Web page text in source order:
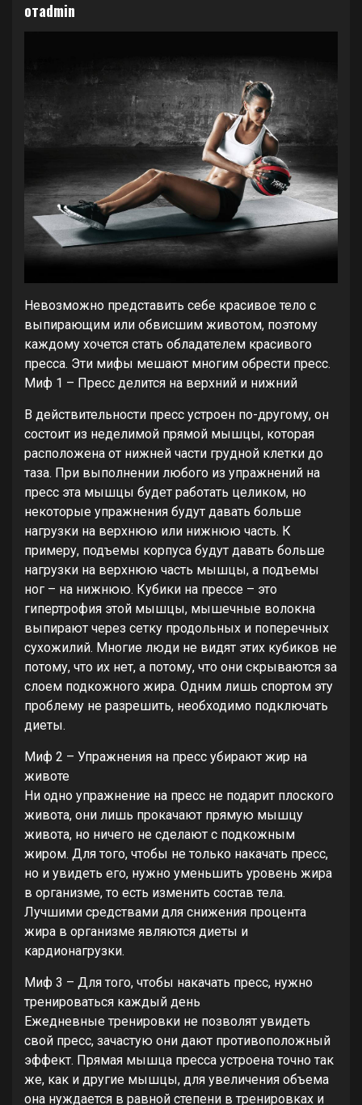
отadmin
Невозможно представить себе красивое тело с
выпирающим или обвисшим животом, поэтому
каждому хочется стать обладателем красивого
пресса. Эти мифы мешают многим обрести пресс.
Миф 1 – Пресс делится на верхний и нижний
В действительности пресс устроен по-другому, он
состоит из неделимой прямой мышцы, которая
расположена от нижней части грудной клетки до
таза. При выполнении любого из упражнений на
пресс эта мышцы будет работать целиком, но
некоторые упражнения будут давать больше
нагрузки на верхнюю или нижнюю часть. К
примеру, подъемы корпуса будут давать больше
нагрузки на верхнюю часть мышцы, а подъемы
ног – на нижнюю. Кубики на прессе – это
гипертрофия этой мышцы, мышечные волокна
выпирают через сетку продольных и поперечных
сухожилий. Многие люди не видят этих кубиков не
потому, что их нет, а потому, что они скрываются за
слоем подкожного жира. Одним лишь спортом эту
проблему не разрешить, необходимо подключать
диеты.
Миф 2 – Упражнения на пресс убирают жир на
животе
Ни одно упражнение на пресс не подарит плоского
живота, они лишь прокачают прямую мышцу
живота, но ничего не сделают с подкожным
жиром. Для того, чтобы не только накачать пресс,
но и увидеть его, нужно уменьшить уровень жира
в организме, то есть изменить состав тела.
Лучшими средствами для снижения процента
жира в организме являются диеты и
кардионагрузки.
Миф 3 – Для того, чтобы накачать пресс, нужно
тренироваться каждый день
Ежедневные тренировки не позволят увидеть
свой пресс, зачастую они дают противоположный
эффект. Прямая мышца пресса устроена точно так
же, как и другие мышцы, для увеличения объема
она нуждается в равной степени в тренировках и